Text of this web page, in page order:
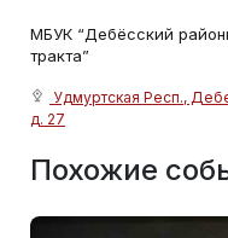
МБУК “Дебёсский
тракта”
Удмуртская Респ.,
д. 27
Похожие